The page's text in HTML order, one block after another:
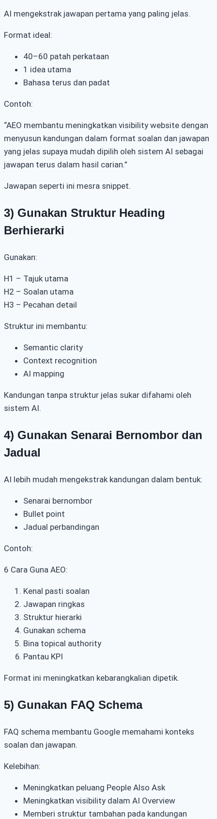
AI mengekstrak jawapan pertama yang paling jelas.
Format ideal:
40–60 patah perkataan
1 idea utama
Bahasa terus dan padat
Contoh:
“AEO membantu meningkatkan visibility website dengan
menyusun kandungan dalam format soalan dan jawapan
yang jelas supaya mudah dipilih oleh sistem AI sebagai
jawapan terus dalam hasil carian.”
Jawapan seperti ini mesra snippet.
3) Gunakan Struktur Heading
Berhierarki
Gunakan:
H1 – Tajuk utama
H2 – Soalan utama
H3 – Pecahan detail
Struktur ini membantu:
Semantic clarity
Context recognition
AI mapping
Kandungan tanpa struktur jelas sukar difahami oleh
sistem AI.
4) Gunakan Senarai Bernombor dan
Jadual
AI lebih mudah mengekstrak kandungan dalam bentuk:
Senarai bernombor
Bullet point
Jadual perbandingan
Contoh:
6 Cara Guna AEO:
Kenal pasti soalan
Jawapan ringkas
Struktur hierarki
Gunakan schema
Bina topical authority
Pantau KPI
Format ini meningkatkan kebarangkalian dipetik.
5) Gunakan FAQ Schema
FAQ schema membantu Google memahami konteks
soalan dan jawapan.
Kelebihan:
Meningkatkan peluang People Also Ask
Meningkatkan visibility dalam AI Overview
Memberi struktur tambahan pada kandungan